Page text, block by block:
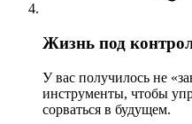
Жизнь под
У вас получилось не
инструменты, чтобы
сорваться в будущем.